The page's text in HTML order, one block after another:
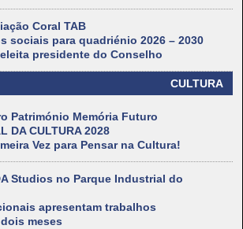
Coral TAB
sociais para quadriénio 2026 – 2030
presidente do Conselho
CULTURA
Património Memória Futuro
DA CULTURA 2028
Vez para Pensar na Cultura!
Studios no Parque Industrial do
apresentam trabalhos
meses